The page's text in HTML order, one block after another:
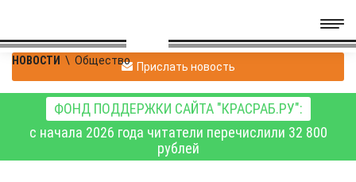
НОВОСТИ \ Общество Прислать новость
ФОНД ПОДДЕРЖКИ САЙТА "КРАСРАБ.РУ":
с начала 2026 года читатели перечислили 32 800
рублей